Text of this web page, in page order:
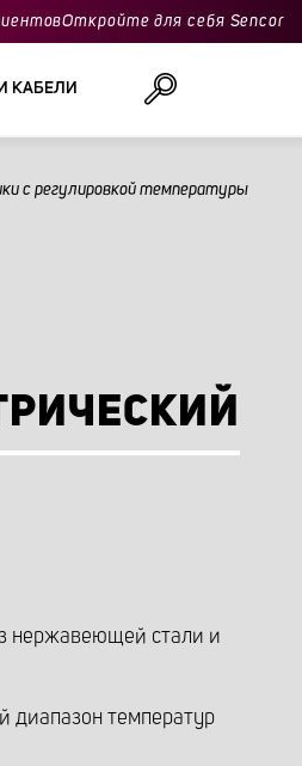
Откройте для себя Sencor
КАБЕЛИ
с регулировкой температуры
нержавеющей стали и
диапазон температур